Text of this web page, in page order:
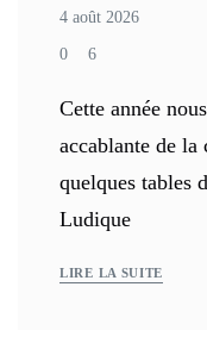
4 août 2026
0 6
Cette année
accablante de la
quelques tables
Ludique
LIRE LA SUITE